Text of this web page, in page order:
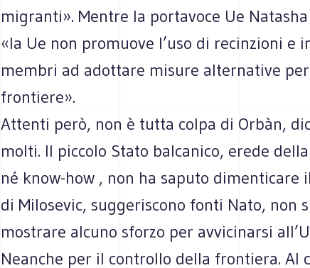
migranti». Mentre la portavoce Ue
«la Ue non promuove l’uso di recinzioni e
membri ad adottare misure alternative
frontiere».
Attenti però, non è tutta colpa di Orbàn,
molti. Il piccolo Stato balcanico, erede
né know-how , non ha saputo dimenticare
di Milosevic, suggeriscono fonti Nato, non
mostrare alcuno sforzo per avvicinarsi
Neanche per il controllo della frontiera. Al